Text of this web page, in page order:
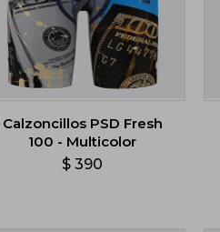
Calzoncillos PSD Fresh
100 - Multicolor
$ 390